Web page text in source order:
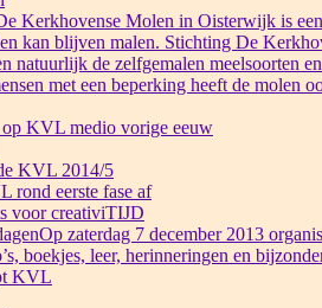
Kerkhovense Molen in Oisterwijk is
kan blijven malen. Stichting De
natuurlijk de zelfgemalen meelsoorten
met een beperking heeft de molen
KVL medio vorige eeuw
KVL 2014/5
rond eerste fase af
voor creativiTIJD
Op zaterdag 7 december 2013
boekjes, leer, herinneringen en
KVL